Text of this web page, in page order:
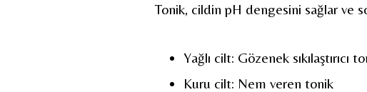
Tonik, cildin pH dengesini sağlar ve
Yağlı cilt: Gözenek sıkılaştırıcı
Kuru cilt: Nem veren tonik